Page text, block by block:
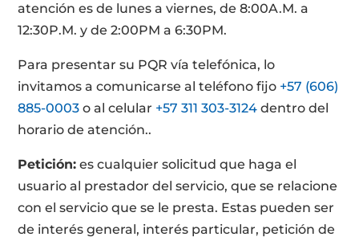
atención es de lunes a viernes, de 8:00A.M. a
12:30P.M. y de 2:00PM a 6:30PM.
Para presentar su PQR vía telefónica, lo
invitamos a comunicarse al teléfono fijo +57 (606)
885-0003 o al celular +57 311 303-3124 dentro del
horario de atención..
Petición: es cualquier solicitud que haga el
usuario al prestador del servicio, que se relacione
con el servicio que se le presta. Estas pueden ser
de interés general, interés particular, petición de